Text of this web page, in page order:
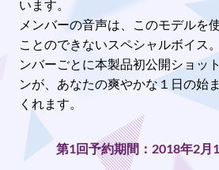
います。
メンバーの音声は、このモデルを
ことのできないスペシャルボイス
ンバーごとに本製品初公開ショッ
ンが、あなたの爽やかな１日の始
くれます。
第1回予約期間：2018年2月